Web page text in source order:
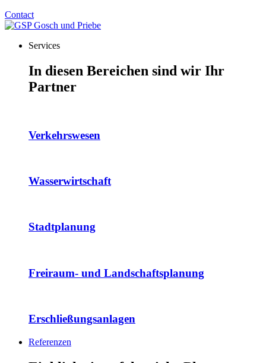
Contact
Services
In diesen Bereichen sind wir Ihr
Partner
Verkehrswesen
Wasserwirtschaft
Stadtplanung
Freiraum- und Landschaftsplanung
Erschließungsanlagen
Referenzen